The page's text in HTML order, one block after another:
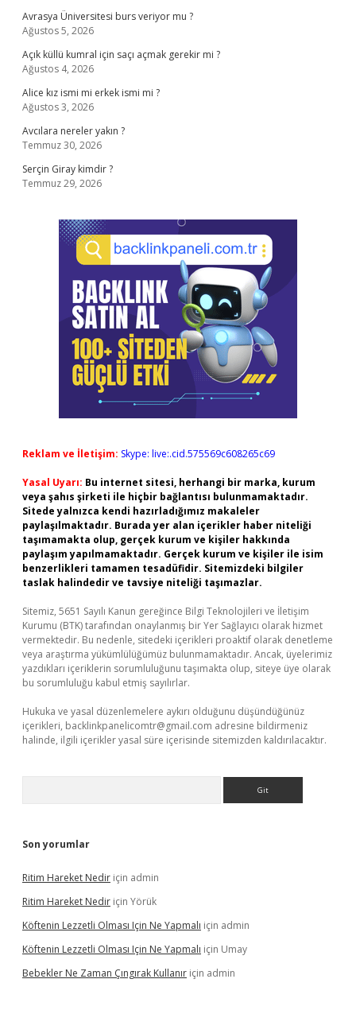
Avrasya Üniversitesi burs veriyor mu ?
Ağustos 5, 2026
Açık küllü kumral için saçı açmak gerekir mi ?
Ağustos 4, 2026
Alice kız ismi mi erkek ismi mi ?
Ağustos 3, 2026
Avcılara nereler yakın ?
Temmuz 30, 2026
Serçin Giray kimdir ?
Temmuz 29, 2026
Reklam ve İletişim: Skype: live:.cid.575569c608265c69
Yasal Uyarı: Bu internet sitesi, herhangi bir marka, kurum
veya şahıs şirketi ile hiçbir bağlantısı bulunmamaktadır.
Sitede yalnızca kendi hazırladığımız makaleler
paylaşılmaktadır. Burada yer alan içerikler haber niteliği
taşımamakta olup, gerçek kurum ve kişiler hakkında
paylaşım yapılmamaktadır. Gerçek kurum ve kişiler ile isim
benzerlikleri tamamen tesadüfidir. Sitemizdeki bilgiler
taslak halindedir ve tavsiye niteliği taşımazlar.
Sitemiz, 5651 Sayılı Kanun gereğince Bilgi Teknolojileri ve İletişim
Kurumu (BTK) tarafından onaylanmış bir Yer Sağlayıcı olarak hizmet
vermektedir. Bu nedenle, sitedeki içerikleri proaktif olarak denetleme
veya araştırma yükümlülüğümüz bulunmamaktadır. Ancak, üyelerimiz
yazdıkları içeriklerin sorumluluğunu taşımakta olup, siteye üye olarak
bu sorumluluğu kabul etmiş sayılırlar.
Hukuka ve yasal düzenlemelere aykırı olduğunu düşündüğünüz
içerikleri, backlinkpanelicomtr@gmail.com adresine bildirmeniz
halinde, ilgili içerikler yasal süre içerisinde sitemizden kaldırılacaktır.
Son yorumlar
Ritim Hareket Nedir için admin
Ritim Hareket Nedir için Yörük
Köftenin Lezzetli Olması Için Ne Yapmalı için admin
Köftenin Lezzetli Olması Için Ne Yapmalı için Umay
Bebekler Ne Zaman Çıngırak Kullanır için admin